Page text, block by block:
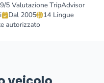
5 Valutazione TripAdvisor
Dal 2005
14 Lingue
autorizzato